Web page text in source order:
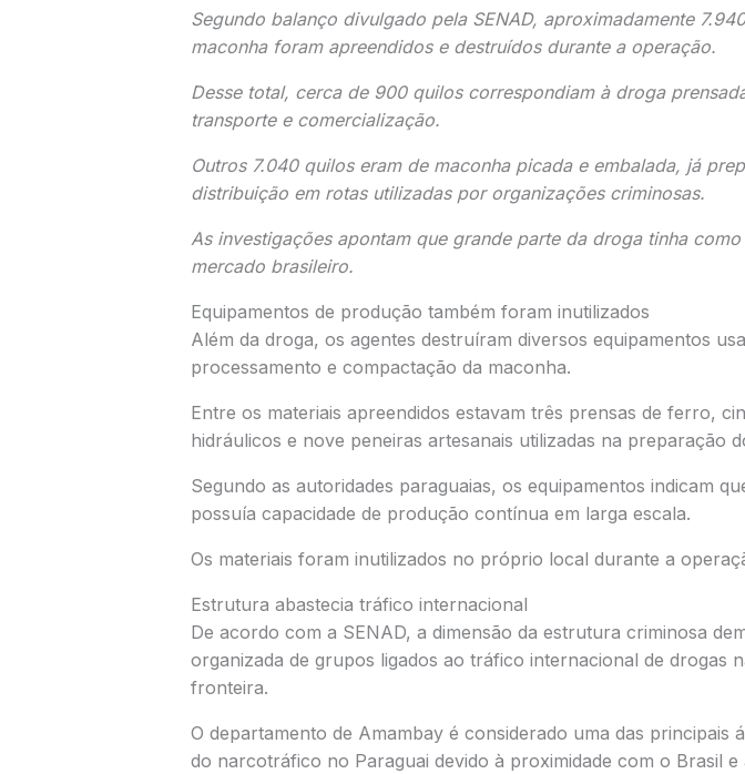
Segundo balanço divulgado pela SENAD, aproximadamente
maconha foram apreendidos e destruídos durante a operação.
Desse total, cerca de 900 quilos correspondiam à droga
transporte e comercialização.
Outros 7.040 quilos eram de maconha picada e embalada, já
distribuição em rotas utilizadas por organizações criminosas.
As investigações apontam que grande parte da droga tinha
mercado brasileiro.
Equipamentos de produção também foram inutilizados
Além da droga, os agentes destruíram diversos equipamentos
processamento e compactação da maconha.
Entre os materiais apreendidos estavam três prensas de ferro,
hidráulicos e nove peneiras artesanais utilizadas na preparação
Segundo as autoridades paraguaias, os equipamentos indicam
possuía capacidade de produção contínua em larga escala.
Os materiais foram inutilizados no próprio local durante a
Estrutura abastecia tráfico internacional
De acordo com a SENAD, a dimensão da estrutura criminosa
organizada de grupos ligados ao tráfico internacional de drogas
fronteira.
O departamento de Amambay é considerado uma das principais
do narcotráfico no Paraguai devido à proximidade com o Brasil e